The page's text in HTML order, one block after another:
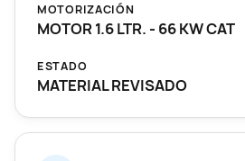
MOTORIZACIÓN
MOTOR 1.6 LTR. - 66 KW CAT
ESTADO
MATERIAL REVISADO